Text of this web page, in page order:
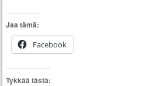
Jaa tämä:
Facebook
Tykkää tästä: